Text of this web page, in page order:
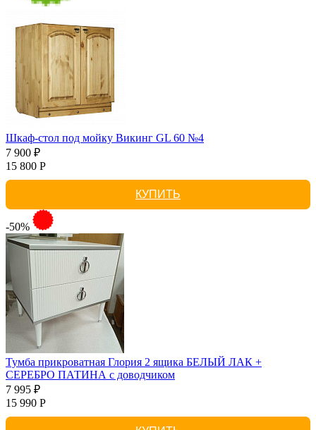
Шкаф-стол под мойку Викинг GL 60 №4
7 900 ₽
15 800 Р
КУПИТЬ
-50%
Тумба прикроватная Глория 2 ящика БЕЛЫЙ ЛАК +
СЕРЕБРО ПАТИНА с доводчиком
7 995 ₽
15 990 Р